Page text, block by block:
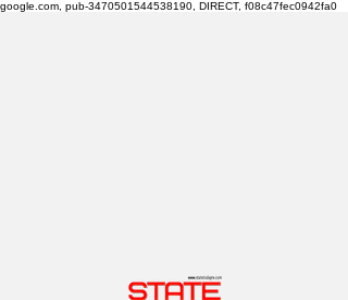
google.com, pub-3470501544538190, DIRECT, f08c47fec0942fa0